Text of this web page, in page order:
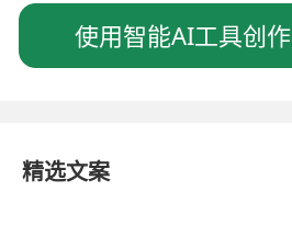
使用智能AI工具创作
精选文案